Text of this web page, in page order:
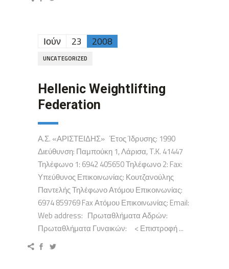
Ιούν 23 2008
UNCATEGORIZED
Hellenic Weightlifting
Federation
Α.Σ. «ΑΡΙΣΤΕΙΔΗΣ» Έτος Ίδρυσης: 1990
Διεύθυνση: Παμπούκη 1, Λάρισα, T.K. 41447
Τηλέφωνο 1: 6942 405650 Τηλέφωνο 2: Fax:
Υπεύθυνος Επικοινωνίας: Κουτζανούλης
Παντελής Τηλέφωνο Ατόμου Επικοινωνίας:
6974 859769 Fax Ατόμου Επικοινωνίας: Email:
Web address: Πρωταθλήματα Αδρών:
Πρωταθλήματα Γυναικών: < Επιστροφή ...